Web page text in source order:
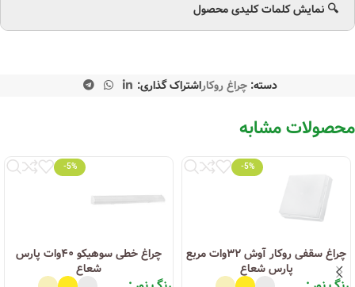
🔍 نمایش کلمات کلیدی محصول
دسته: چراغ روکاراشتراک گذاری:
محصولات مشابه
-5%
چراغ سقفی روکار آوش ۳۲وات مربع
پارس شعاع
-5%
چراغ خطی سوهیکو ۴۰وات پارس
شعاع